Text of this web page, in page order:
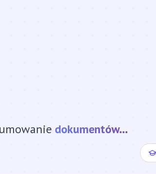
strony internetowej...